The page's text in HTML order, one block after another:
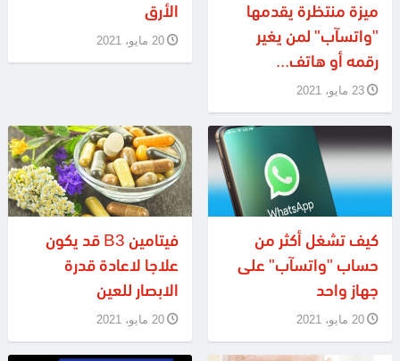
ميزة منتظرة يقدمها
"واتسآب" لمن يغير
رقمه أو هاتف...
23 مايو، 2021
الأرق
20 مايو، 2021
كيف تشغل أكثر من
حساب "واتسآب" على
جهاز واحد
20 مايو، 2021
فيتامين B3 قد يكون
علاجا لاعادة قدرة
الابصار للعين
20 مايو، 2021